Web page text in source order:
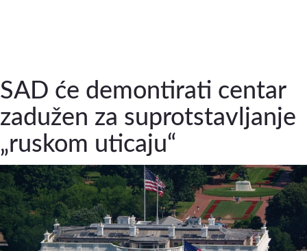
SAD će demontirati centar
zadužen za suprotstavljanje
„ruskom uticaju“